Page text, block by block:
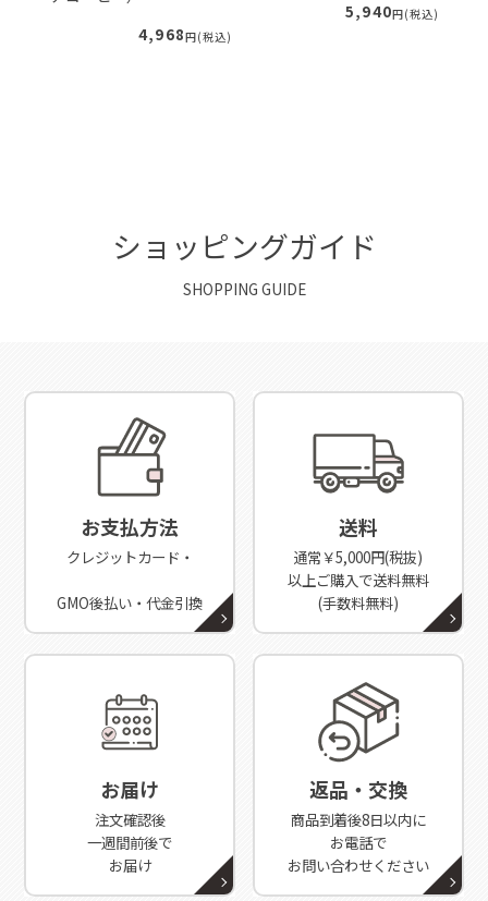
4,968円(税込)
5,940円(税込)
ショッピングガイド
SHOPPING GUIDE
お支払方法
クレジットカード・
GMO後払い・代金引換
送料
通常￥5,000円(税抜)
以上ご購入で送料無料
(手数料無料)
お届け
注文確認後
一週間前後で
お届け
返品・交換
商品到着後8日以内に
お電話で
お問い合わせください